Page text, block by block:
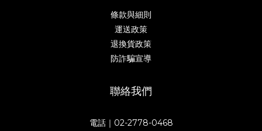
條款與細則
運送政策
退換貨政策
防詐騙宣導
聯絡我們
電話｜02-2778-0468